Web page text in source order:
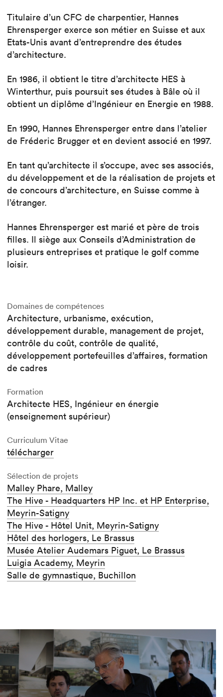
Titulaire d’un CFC de charpentier, Hannes
Ehrensperger exerce son métier en Suisse et aux
Etats-Unis avant d’entreprendre des études
d’architecture.
En 1986, il obtient le titre d’architecte HES à
Winterthur, puis poursuit ses études à Bâle où il
obtient un diplôme d’Ingénieur en Energie en 1988.
En 1990, Hannes Ehrensperger entre dans l’atelier
de Fréderic Brugger et en devient associé en 1997.
En tant qu’architecte il s’occupe, avec ses associés,
du développement et de la réalisation de projets et
de concours d’architecture, en Suisse comme à
l’étranger.
Hannes Ehrensperger est marié et père de trois
filles. Il siège aux Conseils d’Administration de
plusieurs entreprises et pratique le golf comme
loisir.
Domaines de compétences
Architecture, urbanisme, exécution,
développement durable, management de projet,
contrôle du coût, contrôle de qualité,
développement portefeuilles d’affaires, formation
de cadres
Formation
Architecte HES, Ingénieur en énergie
(enseignement supérieur)
Curriculum Vitae
télécharger
Sélection de projets
Malley Phare, Malley
The Hive - Headquarters HP Inc. et HP Enterprise,
Meyrin-Satigny
The Hive - Hôtel Unit, Meyrin-Satigny
Hôtel des horlogers, Le Brassus
Musée Atelier Audemars Piguet, Le Brassus
Luigia Academy, Meyrin
Salle de gymnastique, Buchillon